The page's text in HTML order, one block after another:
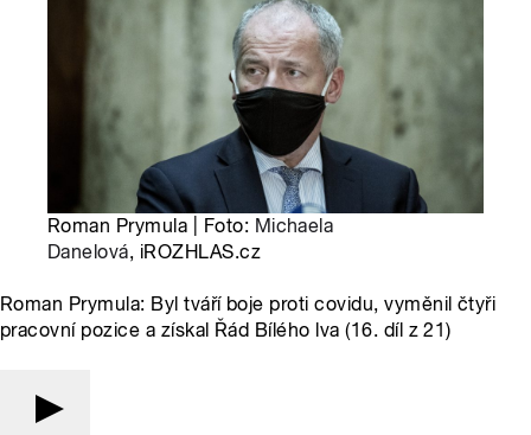
Roman Prymula | Foto: Michaela
Danelová, iROZHLAS.cz
Roman Prymula: Byl tváří boje proti covidu, vyměnil čtyři
pracovní pozice a získal Řád Bílého lva (16. díl z 21)